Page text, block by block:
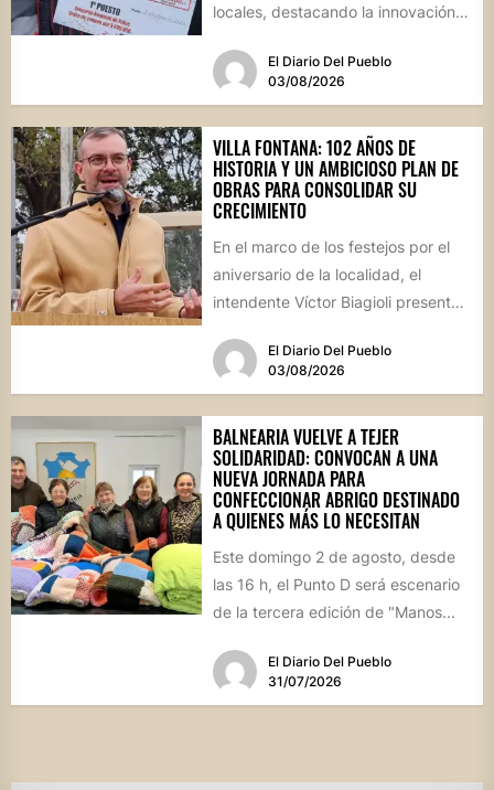
locales, destacando la innovación
El Diario Del Pueblo
03/08/2026
VILLA FONTANA: 102 AÑOS DE
HISTORIA Y UN AMBICIOSO PLAN DE
OBRAS PARA CONSOLIDAR SU
CRECIMIENTO
En el marco de los festejos por el
aniversario de la localidad, el
intendente Víctor Biagioli presentó
El Diario Del Pueblo
03/08/2026
BALNEARIA VUELVE A TEJER
SOLIDARIDAD: CONVOCAN A UNA
NUEVA JORNADA PARA
CONFECCIONAR ABRIGO DESTINADO
A QUIENES MÁS LO NECESITAN
Este domingo 2 de agosto, desde
las 16 h, el Punto D será escenario
de la tercera edición de "Manos...
El Diario Del Pueblo
31/07/2026